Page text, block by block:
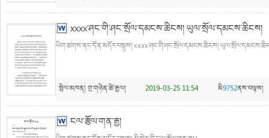
xxxx་ཤང་གི་ཤང་སྲོལ་དམངས་ཆིངས། ཡུལ་སྲོལ་དམངས་ཆིངས།
ཡིག་ཚགས་ནང་དོན་མདོར་བསྡུས། xxxx་ཤང་གི་ཤང་སྲོལ་དམངས་ཆིངས།
སྤེལ་མཁན། གྲ་གཉེན་ཚེ་རྒྱལ། 2019-03-25 11:54 མི9752ནས་བལྟས།
ངལ་རྩོལ་གན་རྒྱ།